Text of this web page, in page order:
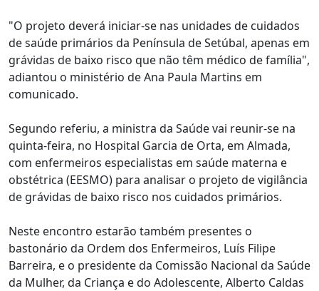
"O projeto deverá iniciar-se nas unidades de cuidados
de saúde primários da Península de Setúbal, apenas em
grávidas de baixo risco que não têm médico de família",
adiantou o ministério de Ana Paula Martins em
comunicado.
Segundo referiu, a ministra da Saúde vai reunir-se na
quinta-feira, no Hospital Garcia de Orta, em Almada,
com enfermeiros especialistas em saúde materna e
obstétrica (EESMO) para analisar o projeto de vigilância
de grávidas de baixo risco nos cuidados primários.
Neste encontro estarão também presentes o
bastonário da Ordem dos Enfermeiros, Luís Filipe
Barreira, e o presidente da Comissão Nacional da Saúde
da Mulher, da Criança e do Adolescente, Alberto Caldas